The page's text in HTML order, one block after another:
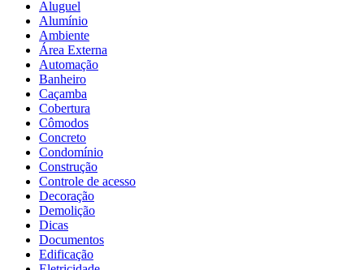
Aluguel
Alumínio
Ambiente
Área Externa
Automação
Banheiro
Caçamba
Cobertura
Cômodos
Concreto
Condomínio
Construção
Controle de acesso
Decoração
Demolição
Dicas
Documentos
Edificação